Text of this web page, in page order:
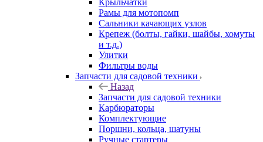
Крыльчатки
Рамы для мотопомп
Сальники качающих узлов
Крепеж (болты, гайки, шайбы, хомуты
и т.д.)
Улитки
Фильтры воды
Запчасти для садовой техники
Назад
Запчасти для садовой техники
Карбюраторы
Комплектующие
Поршни, кольца, шатуны
Ручные стартеры